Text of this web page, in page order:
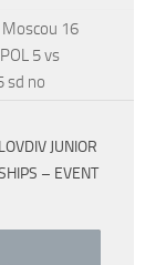
16
5 vs
sd no
JUNIOR
– EVENT